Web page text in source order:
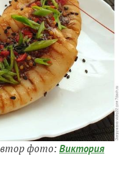
фото:Виктория